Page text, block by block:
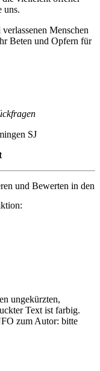
uns.
Menschen
Beten und Opfern für
SJ
und Bewerten in den
ungekürzten,
Text ist farbig.
zum Autor: bitte